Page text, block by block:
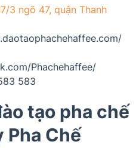
3 ngõ 47, quận Thanh
Phachehaffee/
583
tạo pha chế
Pha Chế